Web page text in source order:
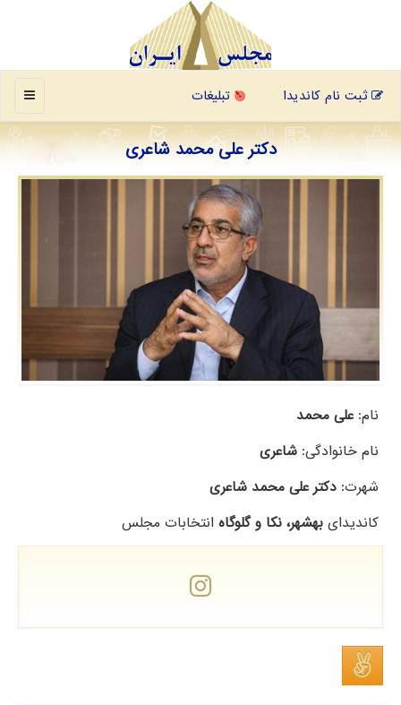
منو ثبت نام کاندیدا تبلیغات
دکتر علی محمد شاعری
نام: علی محمد
نام خانوادگی: شاعری
شهرت: دکتر علی محمد شاعری
کاندیدای بهشهر، نکا و گلوگاه انتخابات مجلس